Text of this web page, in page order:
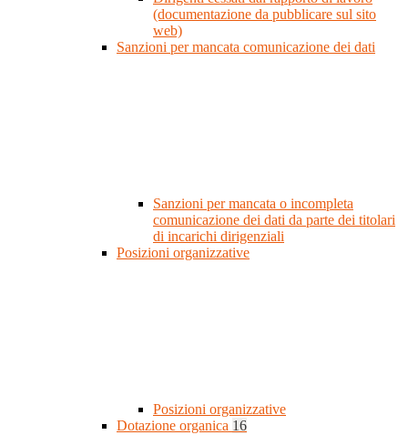
(documentazione da pubblicare sul sito
web)
Sanzioni per mancata comunicazione dei dati
Sanzioni per mancata o incompleta
comunicazione dei dati da parte dei titolari
di incarichi dirigenziali
Posizioni organizzative
Posizioni organizzative
Dotazione organica 16